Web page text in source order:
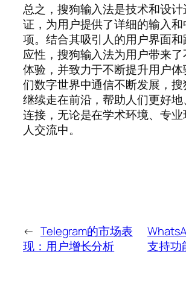
总之，搜狗输入法是技术和设
证，为用户提供了详细的输入
项。结合其吸引人的用户界面
应性，搜狗输入法为用户带来
体验，并致力于不断提升用户
们数字世界中通信不断发展，
继续走在前沿，帮助人们更好
连接，无论是在学术环境、专
人交流中。
← Telegram的市场表
现：用户增长分析
支持功